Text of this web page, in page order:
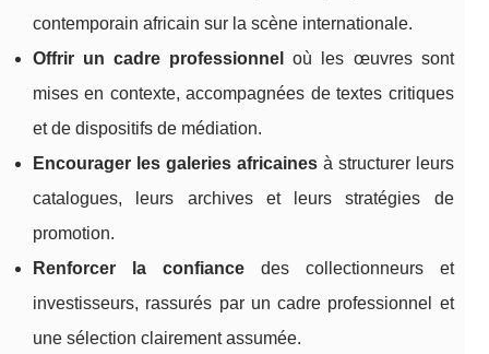
contemporain africain sur la scène internationale.
Offrir un cadre professionnel
où les œuvres sont
mises en contexte, accompagnées de textes critiques
et de dispositifs de médiation.
Encourager les galeries africainesà structurer leurs
catalogues, leurs archives et leurs stratégies de
promotion.
Renforcer la confiancedes collectionneurs et
investisseurs, rassurés par un cadre professionnel et
une sélection clairement assumée.